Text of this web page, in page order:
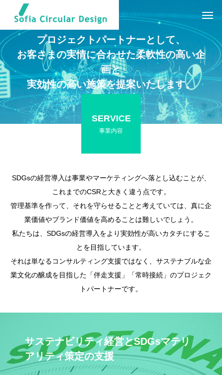
プロジェクトパートナーとして、
お客さまの実情に合わせた柔軟性の高い企
画と
実効性の高い施策を提案いたします。
SERVICE
事業内容
SDGsの経営導入は事業やマーケティングへ落とし込むことが、
これまでのCSRと大きく違う点です。
管理基準を作って、それを守らせることと考えていては、真に企
業価値やブランド価値を高めることは難しいでしょう。
私たちは、SDGsの経営導入をより実効性が高いカタチにするこ
とを目指しています。
それは単なるコンサルティング支援ではなく、サステナブルな企
業文化の醸成を目指した「伴走支援」「常時接続」のプロジェク
トパートナーです。
サステナビリティ経営とSDGsマテリ
アリティ策定の支援